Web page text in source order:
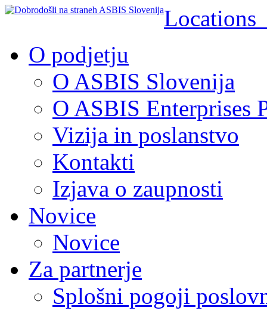
O podjetju
O ASBIS Slovenija
O ASBIS Enterprises
Vizija in poslanstvo
Kontakti
Izjava o zaupnosti
Novice
Novice
Za partnerje
Splošni pogoji